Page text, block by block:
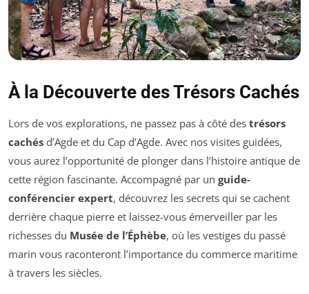
À la Découverte des Trésors Cachés
Lors de vos explorations, ne passez pas à côté des trésors
cachés d’Agde et du Cap d’Agde. Avec nos visites guidées,
vous aurez l’opportunité de plonger dans l’histoire antique de
cette région fascinante. Accompagné par un guide-
conférencier expert, découvrez les secrets qui se cachent
derrière chaque pierre et laissez-vous émerveiller par les
richesses du Musée de l’Éphèbe, où les vestiges du passé
marin vous raconteront l’importance du commerce maritime
à travers les siècles.